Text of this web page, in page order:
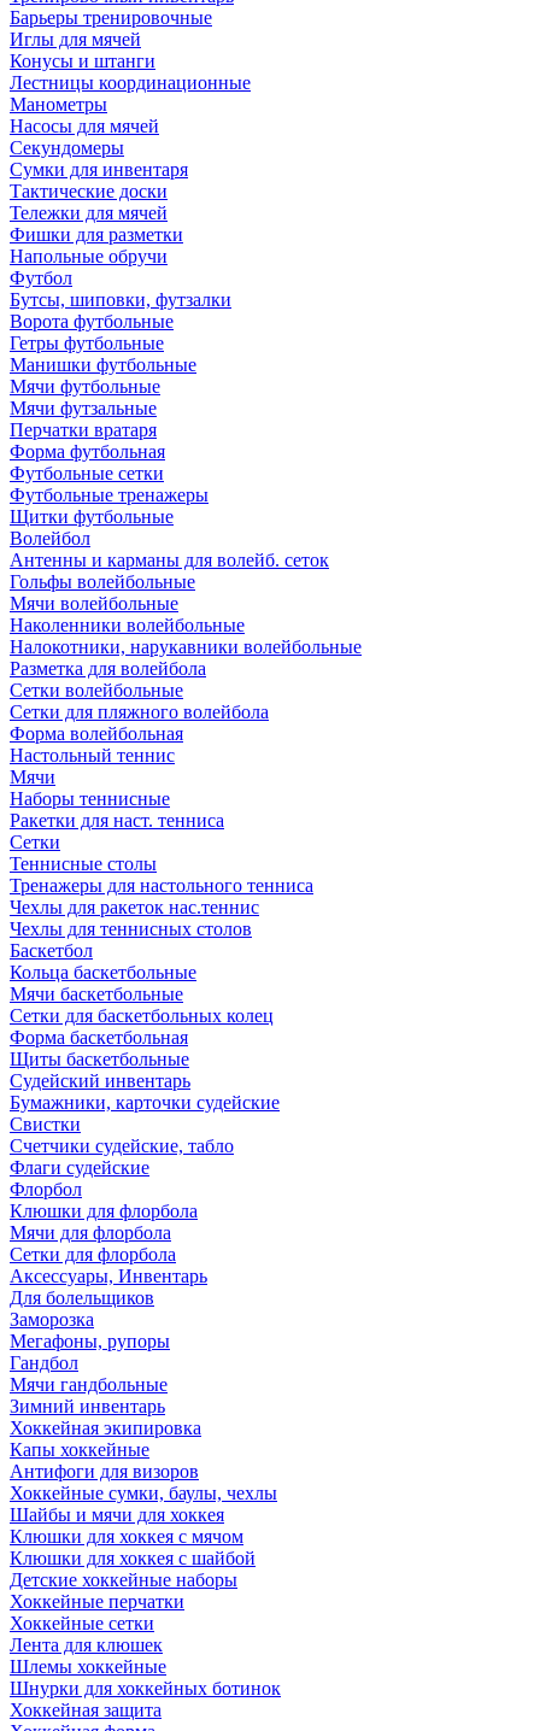
Барьеры тренировочные
Иглы для мячей
Конусы и штанги
Лестницы координационные
Манометры
Насосы для мячей
Секундомеры
Сумки для инвентаря
Тактические доски
Тележки для мячей
Фишки для разметки
Напольные обручи
Футбол
Бутсы, шиповки, футзалки
Ворота футбольные
Гетры футбольные
Манишки футбольные
Мячи футбольные
Мячи футзальные
Перчатки вратаря
Форма футбольная
Футбольные сетки
Футбольные тренажеры
Щитки футбольные
Волейбол
Антенны и карманы для волейб. сеток
Гольфы волейбольные
Мячи волейбольные
Наколенники волейбольные
Налокотники, нарукавники волейбольные
Разметка для волейбола
Сетки волейбольные
Сетки для пляжного волейбола
Форма волейбольная
Настольный теннис
Мячи
Наборы теннисные
Ракетки для наст. тенниса
Сетки
Теннисные столы
Тренажеры для настольного тенниса
Чехлы для ракеток нас.теннис
Чехлы для теннисных столов
Баскетбол
Кольца баскетбольные
Мячи баскетбольные
Сетки для баскетбольных колец
Форма баскетбольная
Щиты баскетбольные
Судейский инвентарь
Бумажники, карточки судейские
Свистки
Счетчики судейские, табло
Флаги судейские
Флорбол
Клюшки для флорбола
Мячи для флорбола
Сетки для флорбола
Аксессуары, Инвентарь
Для болельщиков
Заморозка
Мегафоны, рупоры
Гандбол
Мячи гандбольные
Зимний инвентарь
Хоккейная экипировка
Капы хоккейные
Антифоги для визоров
Хоккейные сумки, баулы, чехлы
Шайбы и мячи для хоккея
Клюшки для хоккея с мячом
Клюшки для хоккея с шайбой
Детские хоккейные наборы
Хоккейные перчатки
Хоккейные сетки
Лента для клюшек
Шлемы хоккейные
Шнурки для хоккейных ботинок
Хоккейная защита